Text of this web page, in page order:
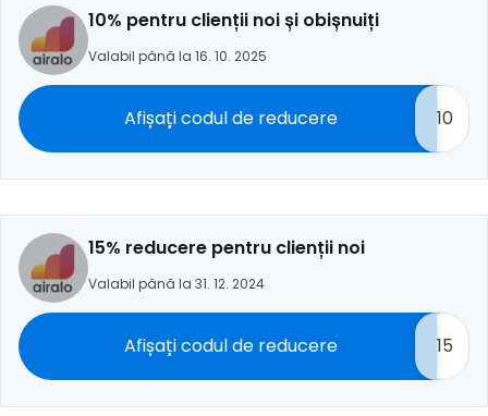
10% pentru clienții noi și obișnuiți
Valabil până la 16. 10. 2025
Afișați codul de reducere 10
15% reducere pentru clienții noi
Valabil până la 31. 12. 2024
Afișați codul de reducere 15